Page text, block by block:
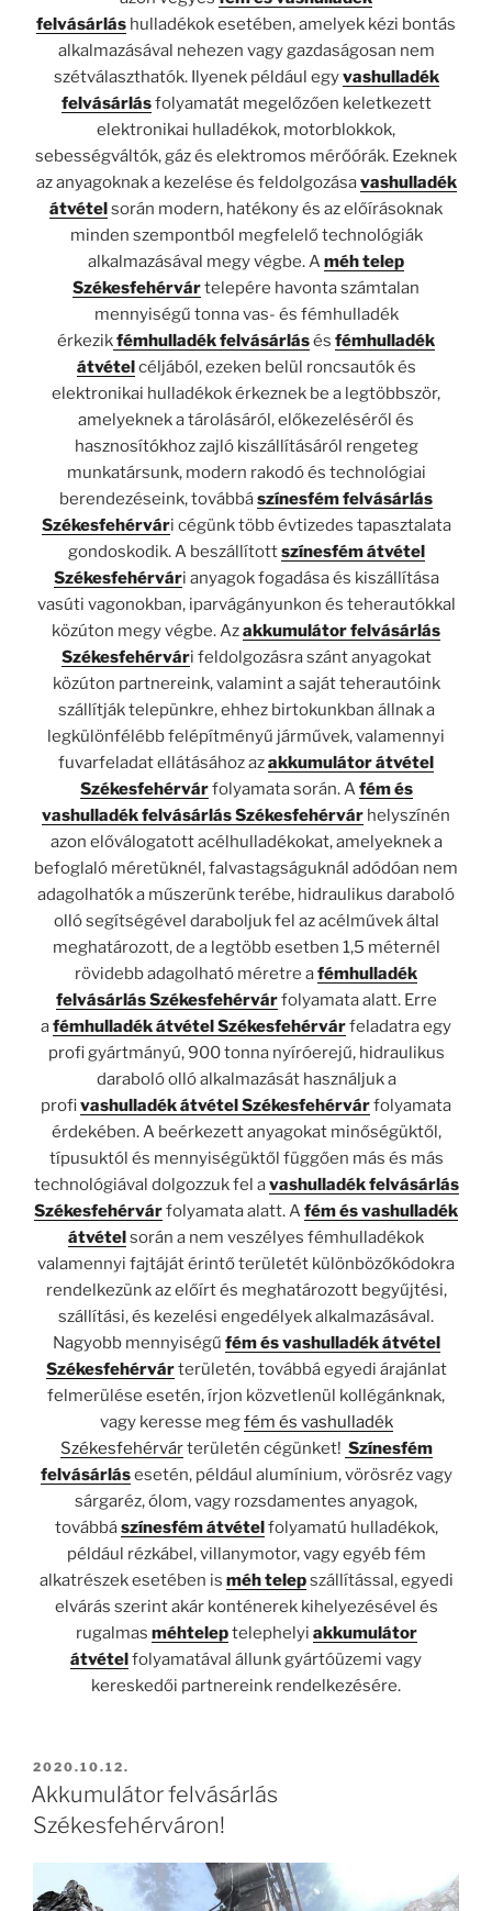
felvásárlás hulladékok esetében, amelyek kézi bontás
alkalmazásával nehezen vagy gazdaságosan nem
szétválaszthatók. Ilyenek például egyvashulladék
felvásárlásfolyamatát megelőzően keletkezett
elektronikai hulladékok, motorblokkok,
sebességváltók, gáz és elektromos mérőórák. Ezeknek
az anyagoknak a kezelése és feldolgozásavashulladék
átvételsorán modern, hatékony és az előírásoknak
minden szempontból megfelelő technológiák
alkalmazásával megy végbe. Améh telep
Székesfehérvártelepére havonta számtalan
mennyiségű tonna vas- és fémhulladék
érkezikfémhulladék felvásárlásés fémhulladék
átvételcéljából, ezeken belül roncsautók és
elektronikai hulladékok érkeznek be a legtöbbször,
amelyeknek a tárolásáról, előkezeléséről és
hasznosítókhoz zajló kiszállításáról rengeteg
munkatársunk, modern rakodó és technológiai
berendezéseink, továbbászínesfém felvásárlás
Székesfehérvári cégünk több évtizedes tapasztalata
gondoskodik. A beszállítottszínesfém átvétel
Székesfehérvári anyagok fogadása és kiszállítása
vasúti vagonokban, iparvágányunkon és teherautókkal
közúton megy végbe. Azakkumulátor felvásárlás
Székesfehérvári feldolgozásra szánt anyagokat
közúton partnereink, valamint a saját teherautóink
szállítják telepünkre, ehhez birtokunkban állnak a
legkülönfélébb felépítményű járművek, valamennyi
fuvarfeladat ellátásához azakkumulátor átvétel
Székesfehérvárfolyamata során. Afém és
vashulladék felvásárlás Székesfehérvár helyszínén
azon előválogatott acélhulladékokat, amelyeknek a
befoglaló méretüknél, falvastagságuknál adódóan nem
adagolhatók a műszerünk terébe, hidraulikus daraboló
olló segítségével daraboljuk fel az acélművek által
meghatározott, de a legtöbb esetben 1,5 méternél
rövidebb adagolható méretre afémhulladék
felvásárlás Székesfehérvárfolyamata alatt. Erre
afémhulladék átvétel Székesfehérvárfeladatra egy
profi gyártmányú, 900 tonna nyíróerejű, hidraulikus
daraboló olló alkalmazását használjuk a
profivashulladék átvétel Székesfehérvárfolyamata
érdekében. A beérkezett anyagokat minőségüktől,
típusuktól és mennyiségüktől függően más és más
technológiával dolgozzuk fel avashulladék felvásárlás
Székesfehérvárfolyamata alatt. Afém és vashulladék
átvételsorán a nem veszélyes fémhulladékok
valamennyi fajtáját érintő területét különbözőkódokra
rendelkezünk az előírt és meghatározott begyűjtési,
szállítási, és kezelési engedélyek alkalmazásával.
Nagyobb mennyiségű fém és vashulladék átvétel
Székesfehérvárterületén, továbbá egyedi árajánlat
felmerülése esetén, írjon közvetlenül kollégánknak,
vagy keresse megfém és vashulladék
Székesfehérvárterületén cégünket! Színesfém
felvásárlásesetén, például alumínium, vörösréz vagy
sárgaréz, ólom, vagy rozsdamentes anyagok,
továbbászínesfém átvételfolyamatú hulladékok,
például rézkábel, villanymotor, vagy egyéb fém
alkatrészek esetében is méh telepszállítással, egyedi
elvárás szerint akár konténerek kihelyezésével és
rugalmas méhteleptelephelyi akkumulátor
átvételfolyamatával állunk gyártóüzemi vagy
kereskedői partnereink rendelkezésére.
BEKÜLDVE:
2020.10.12.
Akkumulátor felvásárlás
Székesfehérváron!